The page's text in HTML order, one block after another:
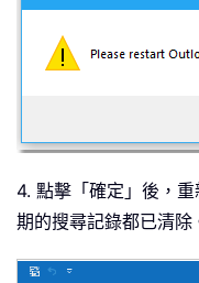
4. 點擊「確定」後，
期的搜尋記錄都已清除